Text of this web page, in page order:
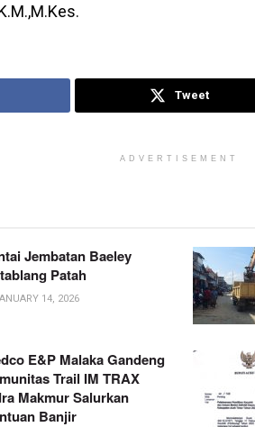
Tweet
ADVERTISEMENT
Jembatan Baeley
Patah
14, 2026
E&P Malaka Gandeng
Trail IM TRAX
Makmur Salurkan
Banjir